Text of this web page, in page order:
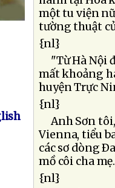
một tu viện
tường thuật
{nl}
"Từ Hà Nội
mất khoảng
huyện Trực
{nl}
Anh Sơn
Vienna, tiểu
các sơ dòng
mồ côi cha mẹ.
{nl}